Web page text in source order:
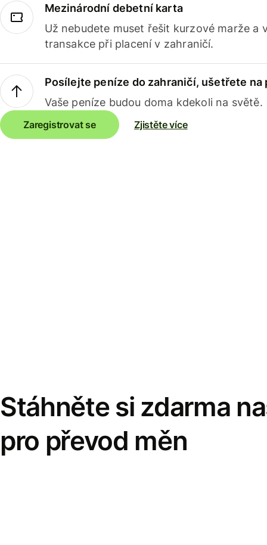
Mezinárodní debetní karta
Už nebudete muset řešit kurzové marže a
transakce při placení v zahraničí.
Posílejte peníze do zahraničí, ušetřete na
Vaše peníze budou doma kdekoli na světě.
Zaregistrovat se Zjistěte více
Stáhněte si zdarma
pro převod měn